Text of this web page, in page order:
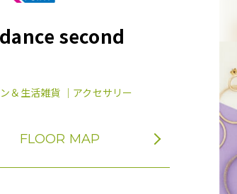
second
＆生活雑貨 ｜アクセサリー
FLOOR MAP